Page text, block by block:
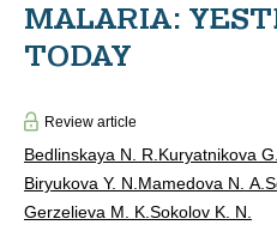
MALARIA:
TODAY
Review article
Bedlinskaya N. R. Kuryatnikova
Biryukova Y. N. Mamedova N. A.
Gerzelieva M. K. Sokolov K. N.